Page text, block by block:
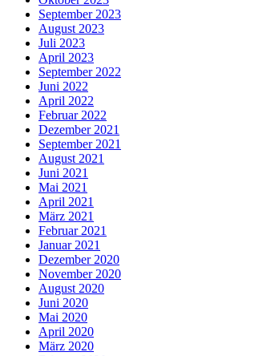
September 2023
August 2023
Juli 2023
April 2023
September 2022
Juni 2022
April 2022
Februar 2022
Dezember 2021
September 2021
August 2021
Juni 2021
Mai 2021
April 2021
März 2021
Februar 2021
Januar 2021
Dezember 2020
November 2020
August 2020
Juni 2020
Mai 2020
April 2020
März 2020